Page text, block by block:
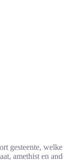
gesteente,
amethist en